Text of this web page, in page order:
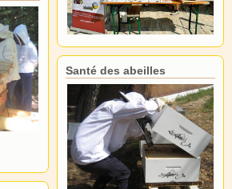
Santé des abeilles